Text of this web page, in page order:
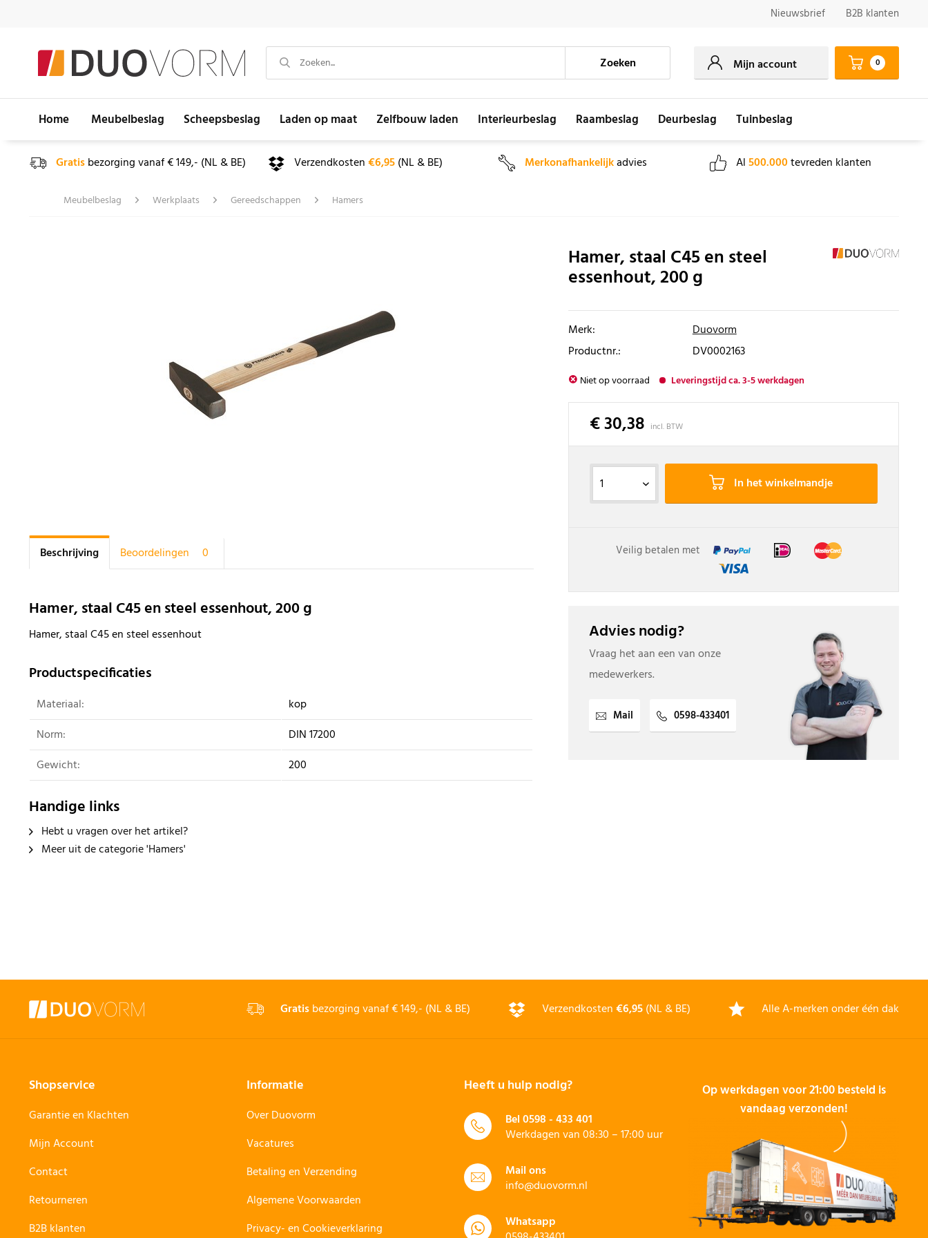
Nieuwsbrief B2B klanten
Zoeken Mijn account 0
Home Meubelbeslag Scheepsbeslag Laden op maat Zelfbouw laden Interieurbeslag Raambeslag Deurbeslag Tuinbeslag
Gratisbezorging vanaf € 149,- (NL & BE) Verzendkosten€6,95(NL & BE) Merkonafhankelijkadvies Al500.000tevreden klanten
Meubelbeslag Werkplaats Gereedschappen Hamers
Hamer, staal C45 en steel
essenhout, 200 g
Beschrijving Beoordelingen 0
Hamer, staal C45 en steel essenhout, 200 g
Hamer, staal C45 en steel essenhout
Productspecificaties
Materiaal:
kop
Norm:
DIN 17200
Gewicht:
200
Handige links
Hebt u vragen over het artikel?
Meer uit de categorie 'Hamers'
Merk:
Duovorm
Productnr.:
DV0002163
Niet op voorraad Leveringstijd ca. 3-5 werkdagen
€ 30,38 incl. BTW
In het winkelmandje
Veilig betalen met
Advies nodig?
Vraag het aan een van onze
medewerkers.
Mail 0598-433401
Gratisbezorging vanaf € 149,- (NL & BE) Verzendkosten€6,95(NL & BE) Alle A-merken onder één dak
Shopservice
Garantie en Klachten
Mijn Account
Contact
Retourneren
B2B klanten
Informatie
Over Duovorm
Vacatures
Betaling en Verzending
Algemene Voorwaarden
Privacy- en Cookieverklaring
Heeft u hulp nodig?
Bel0598 - 433 401
Werkdagen van 08:30 – 17:00 uur
Mail ons
info@duovorm.nl
Whatsapp
Op werkdagen voor 21:00 besteld is
vandaag verzonden!